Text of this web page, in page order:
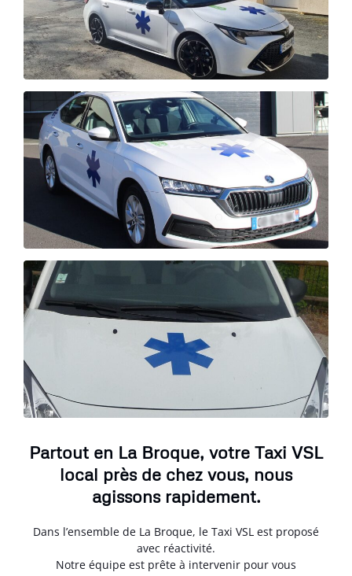
Partout en La Broque, votre Taxi VSL
local près de chez vous, nous
agissons rapidement.
Dans l’ensemble de La Broque, le Taxi VSL est proposé
avec réactivité.
Notre équipe est prête à intervenir pour vous